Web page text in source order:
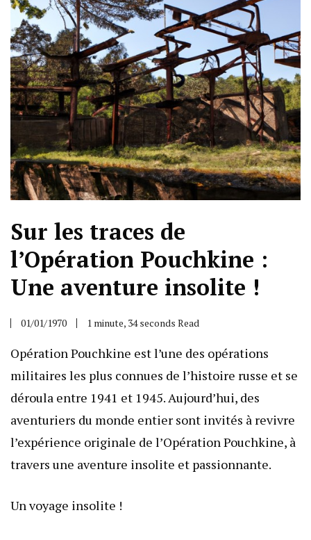
Sur les traces de
l’Opération Pouchkine :
Une aventure insolite !
01/01/1970 1 minute, 34 seconds Read
Opération Pouchkine est l’une des opérations
militaires les plus connues de l’histoire russe et se
déroula entre 1941 et 1945. Aujourd’hui, des
aventuriers du monde entier sont invités à revivre
l’expérience originale de l’Opération Pouchkine, à
travers une aventure insolite et passionnante.
Un voyage insolite !